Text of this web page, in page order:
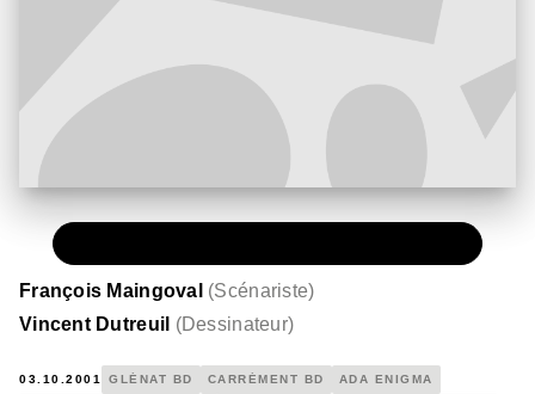
François Maingoval (Scénariste)
Vincent Dutreuil (Dessinateur)
03.10.2001 GLÉNAT BD CARRÉMENT BD ADA ENIGMA